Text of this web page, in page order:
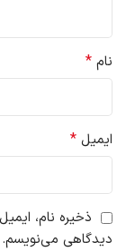
نام *
ایمیل *
ذخیره نام،
دیدگاهی می‌نویسم.